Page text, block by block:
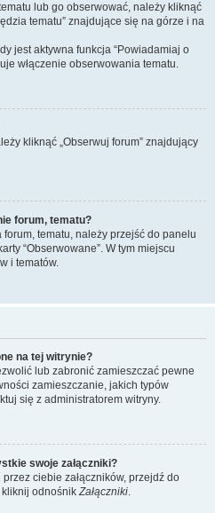
lub go obserwować, należy kliknąć
tematu” znajdujące się na górze i na
jest aktywna funkcja “Powiadamiaj o
włączenie obserwowania tematu.
kliknąć „Obserwuj forum” znajdujący
forum, tematu?
tematu, należy przejść do panelu
“Obserwowane”. W tym miejscu
i tematów.
na tej witrynie?
lub zabronić zamieszczać pewne
zamieszczanie, jakich typów
się z administratorem witryny.
swoje załączniki?
ciebie załączników, przejdź do
kliknij odnośnikZałączniki.